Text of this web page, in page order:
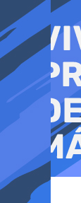
al
contenido